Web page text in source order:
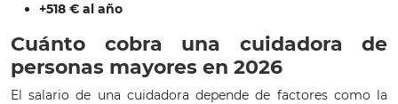
+518 € al año
Cuánto cobra una cuidadora de
personas mayores en 2026
El salario de una cuidadora depende de factores como la